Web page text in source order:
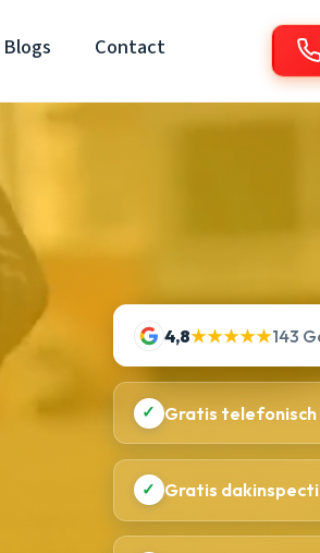
Blogs Contact
4,8★★★★★143
✓ Gratis telefonisch
✓ Gratis